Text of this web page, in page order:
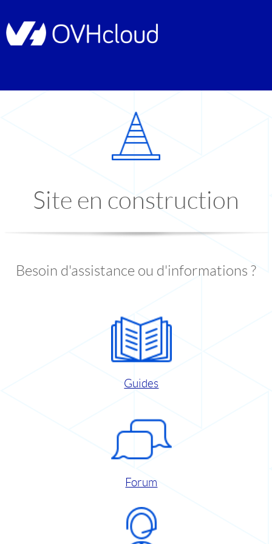
Site en construction
Besoin d'assistance ou d'informations ?
Guides
Forum